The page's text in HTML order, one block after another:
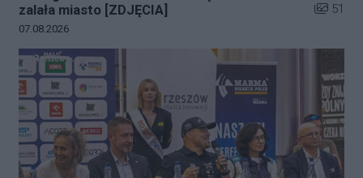
zalała miasto [ZDJĘCIA]
Liczba
51
Data dodania galerii:
07.08.2026